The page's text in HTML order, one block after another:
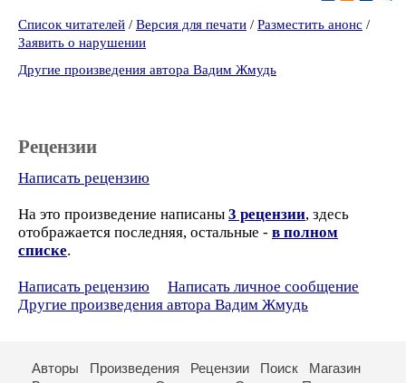
Список читателей / Версия для печати / Разместить анонс /
Заявить о нарушении
Другие произведения автора Вадим Жмудь
Рецензии
Написать рецензию
На это произведение написаны 3 рецензии, здесь
отображается последняя, остальные - в полном
списке.
Написать рецензию
Написать личное сообщение
Другие произведения автора Вадим Жмудь
Авторы Произведения Рецензии Поиск
Магазин